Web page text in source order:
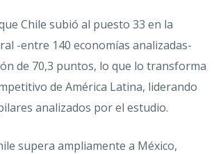
Chile subió al puesto 33 en la
-entre 140 economías analizadas-
de 70,3 puntos, lo que lo transforma
de América Latina, liderando
analizados por el estudio.
supera ampliamente a México,